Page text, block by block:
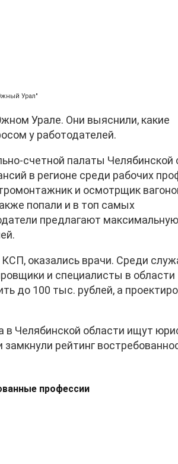
Урал"
Урале. Они выяснили, какие
у работодателей.
счетной палаты Челябинской
в регионе среди рабочих
и осмотрщик
попали и в топ самых
предлагают максимальную
оказались врачи. Среди
и специалисты в области
до 100 тыс. рублей, а
в Челябинской области ищут
рейтинг
профессии